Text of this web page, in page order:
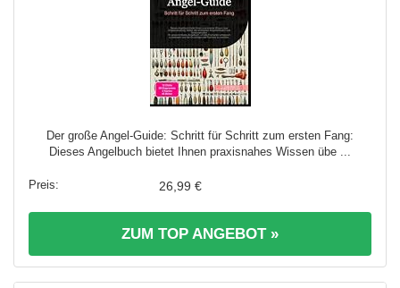
Der große Angel-Guide: Schritt für Schritt zum ersten Fang:
Dieses Angelbuch bietet Ihnen praxisnahes Wissen übe ...
26,99 €
ZUM TOP ANGEBOT »